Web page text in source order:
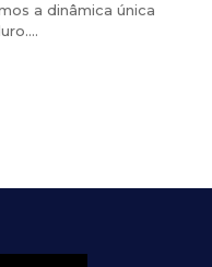
a dinâmica única